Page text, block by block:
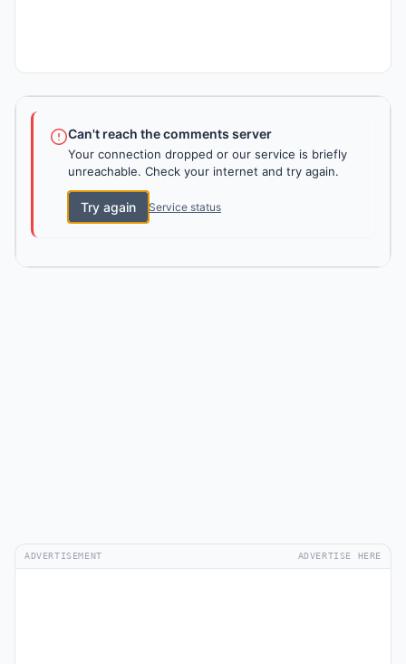
Can't reach the comments server
Your connection dropped or our service is briefly
unreachable. Check your internet and try again.
Try again Service status
ADVERTISEMENT ADVERTISE HERE